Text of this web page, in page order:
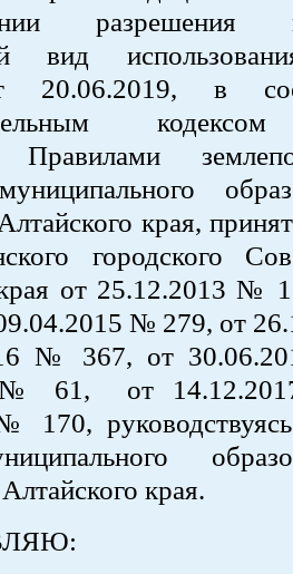
вид
20.06.2019, в
Правилами
края,
городского
от 25.12.2013 №
№ 279, от
№ 367, от
№ 61, от
170,
края.